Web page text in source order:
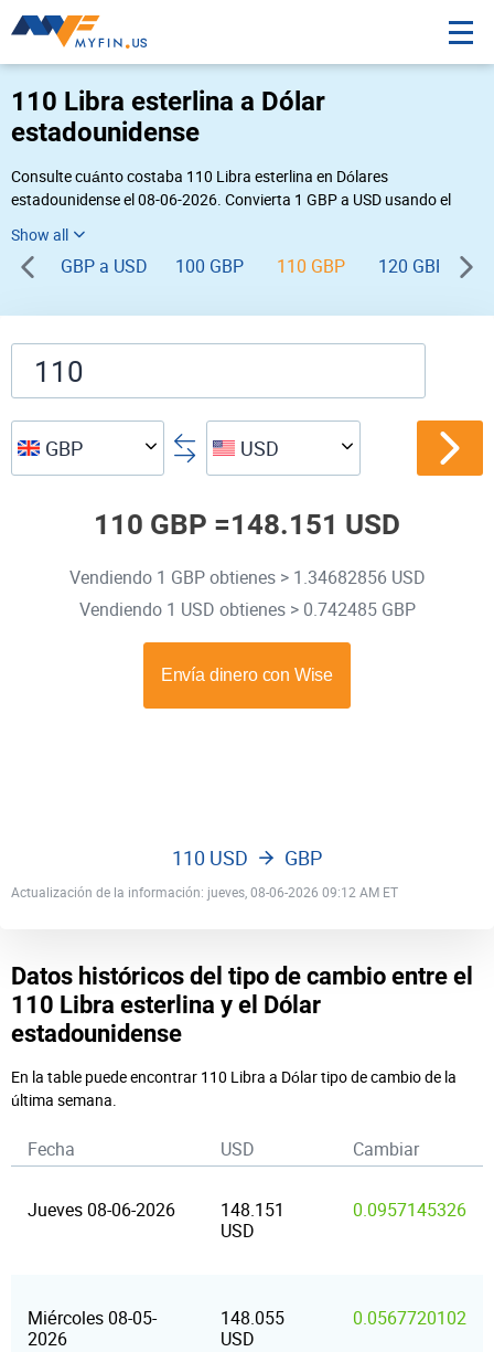
110 Libra esterlina a Dólar
estadounidense
Consulte cuánto costaba 110 Libra esterlina en Dólares
estadounidense el 08-06-2026. Convierta 1 GBP a USD usando el
inversa, vaya a «
GBP a USD 100 GBP 110 GBP 120 GBP
GBP USD
110 GBP =148.151 USD
Vendiendo 1 GBP obtienes > 1.34682856 USD
Vendiendo 1 USD obtienes > 0.742485 GBP
Actualización de la información: jueves, 08-06-2026 09:12 AM ET
110 USD GBP
Datos históricos del tipo de cambio entre el
110 Libra esterlina y el Dólar
estadounidense
En la table puede encontrar 110 Libra a Dólar tipo de cambio de la
última semana.
Fecha USD Cambiar
Jueves 08-06-2026
148.151
USD
0.0957145326
Miércoles 08-05-
2026
148.055
USD
0.0567720102